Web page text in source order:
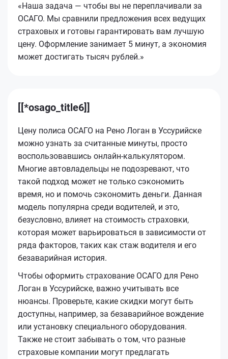
«Наша задача — чтобы вы не переплачивали за
ОСАГО. Мы сравнили предложения всех ведущих
страховых и готовы гарантировать вам лучшую
цену. Оформление занимает 5 минут, а экономия
может достигать тысяч рублей.»
[[*osago_title6]]
Цену полиса ОСАГО на Рено Логан в Уссурийске
можно узнать за считанные минуты, просто
воспользовавшись онлайн-калькулятором.
Многие автовладельцы не подозревают, что
такой подход может не только сэкономить
время, но и помочь сэкономить деньги. Данная
модель популярна среди водителей, и это,
безусловно, влияет на стоимость страховки,
которая может варьироваться в зависимости от
ряда факторов, таких как стаж водителя и его
безаварийная история.
Чтобы оформить страхование ОСАГО для Рено
Логан в Уссурийске, важно учитывать все
нюансы. Проверьте, какие скидки могут быть
доступны, например, за безаварийное вождение
или установку специального оборудования.
Также не стоит забывать о том, что разные
страховые компании могут предлагать